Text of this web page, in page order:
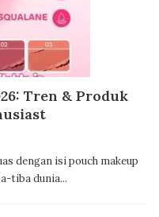
Tren & Produk
dengan isi pouch makeup
tiba dunia...